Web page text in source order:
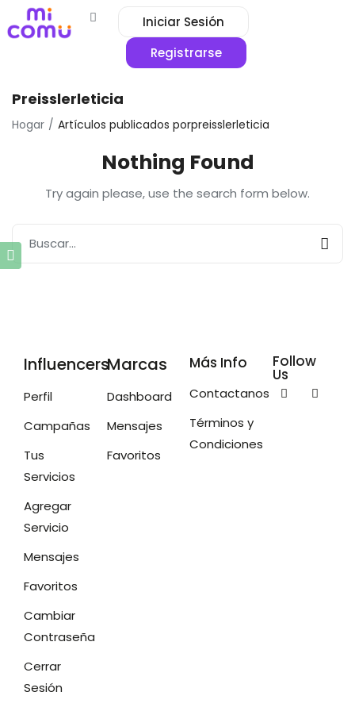
Iniciar Sesión
Registrarse
Preisslerleticia
Hogar Artículos publicados porpreisslerleticia
Nothing Found
Try again please, use the search form below.
Influencers
Perfil
Campañas
Tus
Servicios
Agregar
Servicio
Mensajes
Favoritos
Cambiar
Contraseña
Cerrar
Sesión
Marcas
Dashboard
Mensajes
Favoritos
Más Info
Contactanos
Términos y
Condiciones
Follow
Us